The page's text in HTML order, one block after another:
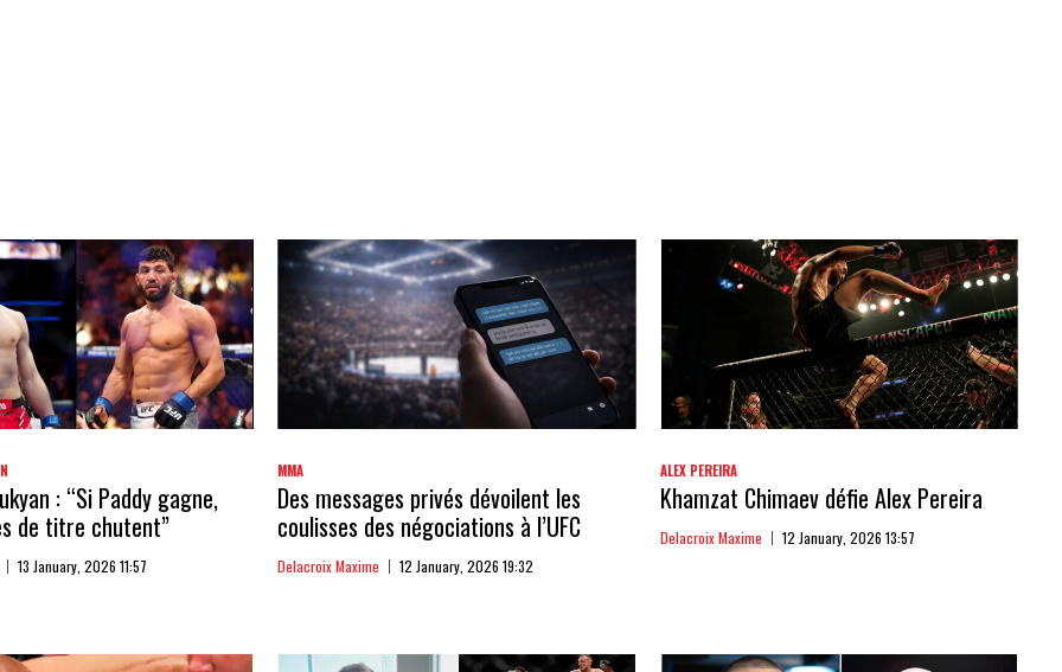
: “Si Paddy gagne,
de titre chutent”
13 January, 2026 11:57
MMA
Des messages privés dévoilent les
coulisses des négociations à l’UFC
Delacroix Maxime 12 January, 2026 19:32
ALEX PEREIRA
Khamzat Chimaev défie Alex Pereira
Delacroix Maxime 12 January, 2026 13:57